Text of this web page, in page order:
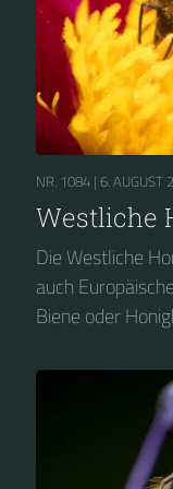
NR. 1084 | 6. AUGUST
Westliche
Die Westliche
auch
Biene oder
derer sie eine
Honigbienen
Vorderasien.